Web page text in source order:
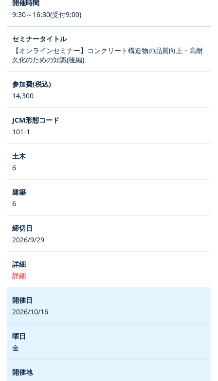
9:30～16:30(受付9:00)
【オンラインセミナー】コンクリート構造物の品質向上・高耐
久化のための知識(後編)
14,300
101-1
6
6
2026/9/29
詳細
2026/10/16
金